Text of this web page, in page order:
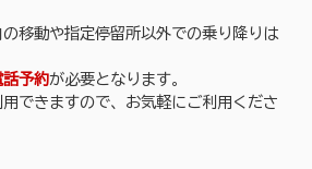
移動や指定停留所以外での乗り降りは
予約が必要となります。
できますので、お気軽にご利用くださ